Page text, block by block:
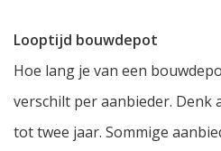
Looptijd bouwdepot
Hoe lang je van een
verschilt per aanbieder. Denk
tot twee jaar. Sommige